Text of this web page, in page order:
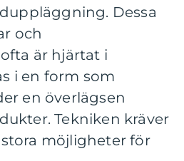
Dessa
och
är hjärtat i
i en form som
en överlägsen
Tekniken kräver
möjligheter för